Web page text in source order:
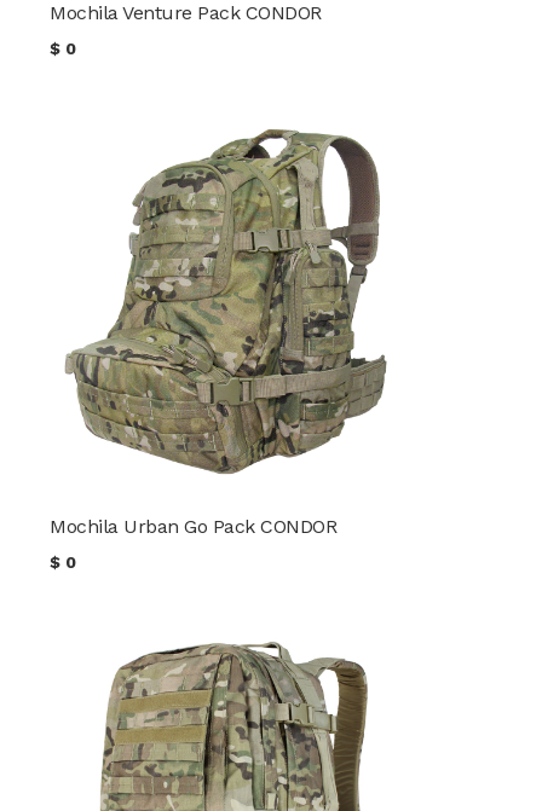
Mochila Venture Pack CONDOR
$ 0
Mochila Urban Go Pack CONDOR
$ 0